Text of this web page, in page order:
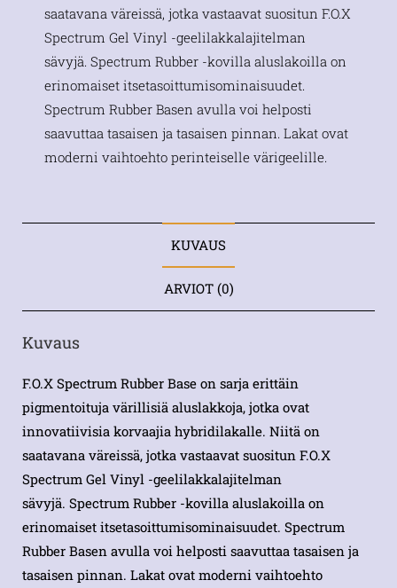
saatavana väreissä, jotka vastaavat suositun F.O.X
Spectrum Gel Vinyl -geelilakkalajitelman
sävyjä. Spectrum Rubber -kovilla aluslakoilla on
erinomaiset itsetasoittumisominaisuudet.
Spectrum Rubber Basen avulla voi helposti
saavuttaa tasaisen ja tasaisen pinnan. Lakat ovat
moderni vaihtoehto perinteiselle värigeelille.
KUVAUS
ARVIOT (0)
Kuvaus
F.O.X Spectrum Rubber Base on sarja erittäin
pigmentoituja värillisiä aluslakkoja, jotka ovat
innovatiivisia korvaajia hybridilakalle. Niitä on
saatavana väreissä, jotka vastaavat suositun F.O.X
Spectrum Gel Vinyl -geelilakkalajitelman
sävyjä. Spectrum Rubber -kovilla aluslakoilla on
erinomaiset itsetasoittumisominaisuudet. Spectrum
Rubber Basen avulla voi helposti saavuttaa tasaisen ja
tasaisen pinnan. Lakat ovat moderni vaihtoehto